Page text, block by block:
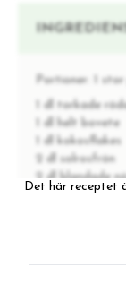
Portioner:
1
1 dl torkade
1 dl helt bovete
1 dl kokosflakes
2 dl solrosfrön
2 dl blandade
du inte tål
1 tsk malen
Det här receptet